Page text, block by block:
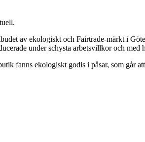
av ekologiskt och Fairtrade-märkt i
under schysta arbetsvillkor och
fanns ekologiskt godis i påsar, som går